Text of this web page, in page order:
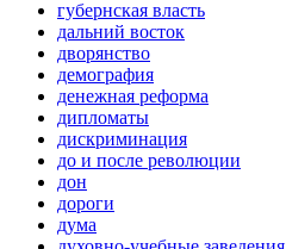
губернская власть
дальний восток
дворянство
демография
денежная реформа
дипломаты
дискриминация
до и после революции
дон
дороги
дума